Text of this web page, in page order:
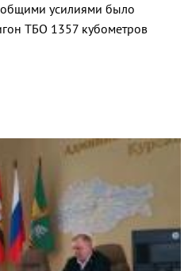
усилиями было
ТБО 1357 кубометров